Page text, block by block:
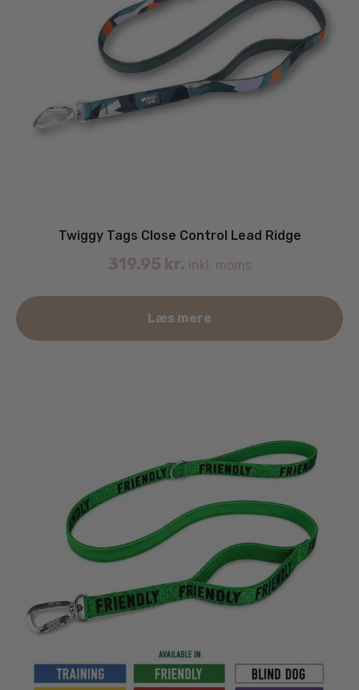
Twiggy Tags Close Control Lead Ridge
319.95 kr. inkl. moms
Læs mere